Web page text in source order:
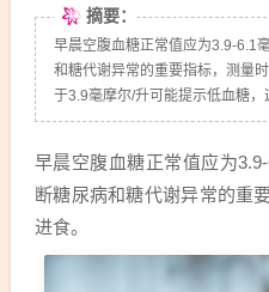
摘要：
早晨空腹血糖正常值应为3.9-6.1
和糖代谢异常的重要指标，测量
于3.9毫摩尔/升可能提示低血糖，
早晨空腹血糖正常值应为
断糖尿病和糖代谢异常的重
进食。